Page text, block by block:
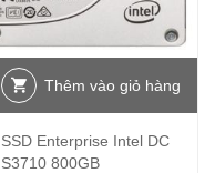
Thêm vào giỏ hàng
SSD Enterprise Intel DC
S3710 800GB